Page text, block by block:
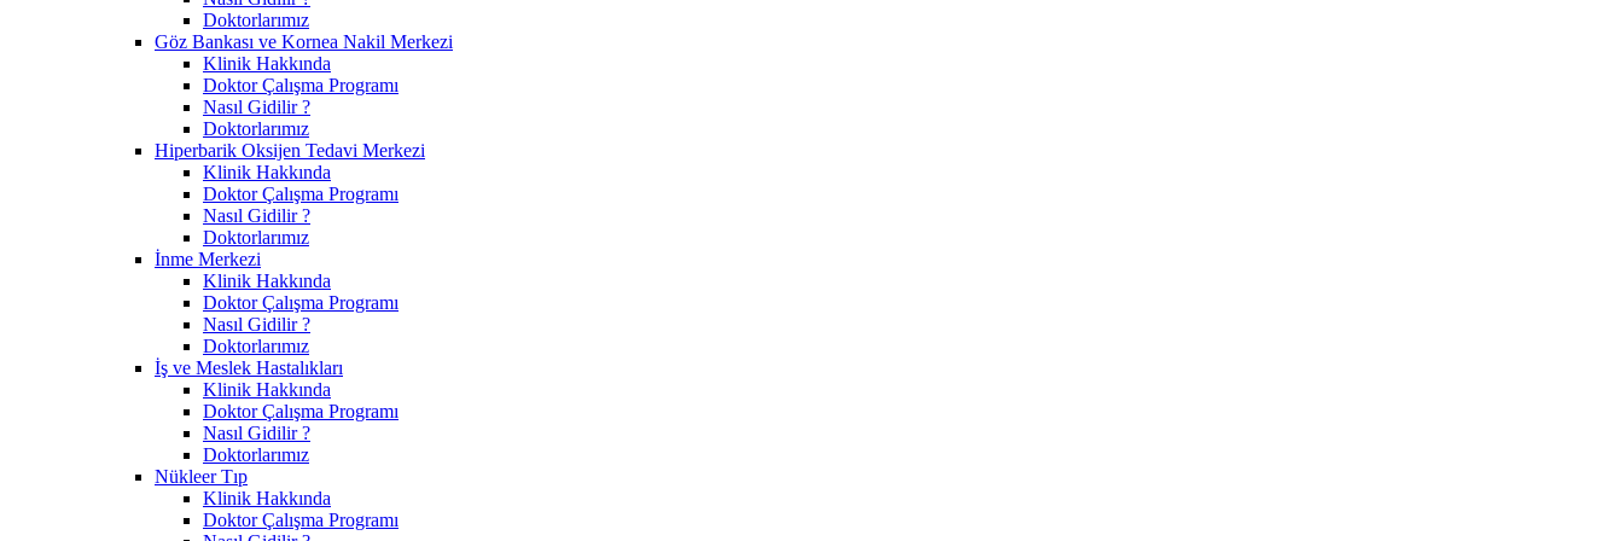
Doktorlarımız
Göz Bankası ve Kornea Nakil Merkezi
Klinik Hakkında
Doktor Çalışma Programı
Nasıl Gidilir ?
Doktorlarımız
Hiperbarik Oksijen Tedavi Merkezi
Klinik Hakkında
Doktor Çalışma Programı
Nasıl Gidilir ?
Doktorlarımız
İnme Merkezi
Klinik Hakkında
Doktor Çalışma Programı
Nasıl Gidilir ?
Doktorlarımız
İş ve Meslek Hastalıkları
Klinik Hakkında
Doktor Çalışma Programı
Nasıl Gidilir ?
Doktorlarımız
Nükleer Tıp
Klinik Hakkında
Doktor Çalışma Programı